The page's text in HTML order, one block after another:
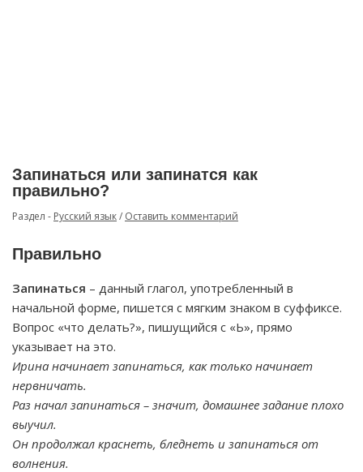
Запинаться или запинатся как
правильно?
Раздел - Русский язык/ Оставить комментарий
Правильно
Запинаться – данный глагол, употребленный в
начальной форме, пишется с мягким знаком в суффиксе.
Вопрос «что делать?», пишущийся с «Ь», прямо
указывает на это.
Ирина начинает запинаться, как только начинает
нервничать.
Раз начал запинаться – значит, домашнее задание плохо
выучил.
Он продолжал краснеть, бледнеть и запинаться от
волнения.